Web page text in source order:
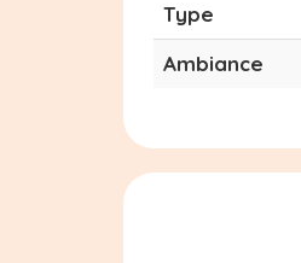
Type
Ambiance